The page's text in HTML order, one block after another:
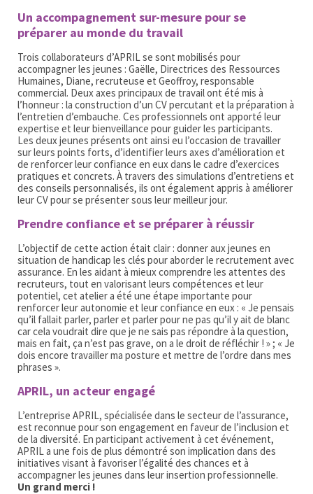
Un accompagnement sur-mesure pour se
préparer au monde du travail
Trois collaborateurs d’APRIL se sont mobilisés pour
accompagner les jeunes : Gaëlle, Directrices des Ressources
Humaines, Diane, recruteuse et Geoffroy, responsable
commercial. Deux axes principaux de travail ont été mis à
l’honneur : la construction d’un CV percutant et la préparation à
l’entretien d’embauche. Ces professionnels ont apporté leur
expertise et leur bienveillance pour guider les participants.
Les deux jeunes présents ont ainsi eu l’occasion de travailler
sur leurs points forts, d’identifier leurs axes d’amélioration et
de renforcer leur confiance en eux dans le cadre d’exercices
pratiques et concrets. À travers des simulations d’entretiens et
des conseils personnalisés, ils ont également appris à améliorer
leur CV pour se présenter sous leur meilleur jour.
Prendre confiance et se préparer à réussir
L’objectif de cette action était clair : donner aux jeunes en
situation de handicap les clés pour aborder le recrutement avec
assurance. En les aidant à mieux comprendre les attentes des
recruteurs, tout en valorisant leurs compétences et leur
potentiel, cet atelier a été une étape importante pour
renforcer leur autonomie et leur confiance en eux : « Je pensais
qu’il fallait parler, parler et parler pour ne pas qu’il y ait de blanc
car cela voudrait dire que je ne sais pas répondre à la question,
mais en fait, ça n’est pas grave, on a le droit de réfléchir ! » ; « Je
dois encore travailler ma posture et mettre de l’ordre dans mes
phrases ».
APRIL, un acteur engagé
L’entreprise APRIL, spécialisée dans le secteur de l’assurance,
est reconnue pour son engagement en faveur de l’inclusion et
de la diversité. En participant activement à cet événement,
APRIL a une fois de plus démontré son implication dans des
initiatives visant à favoriser l’égalité des chances et à
accompagner les jeunes dans leur insertion professionnelle.
Un grand merci !